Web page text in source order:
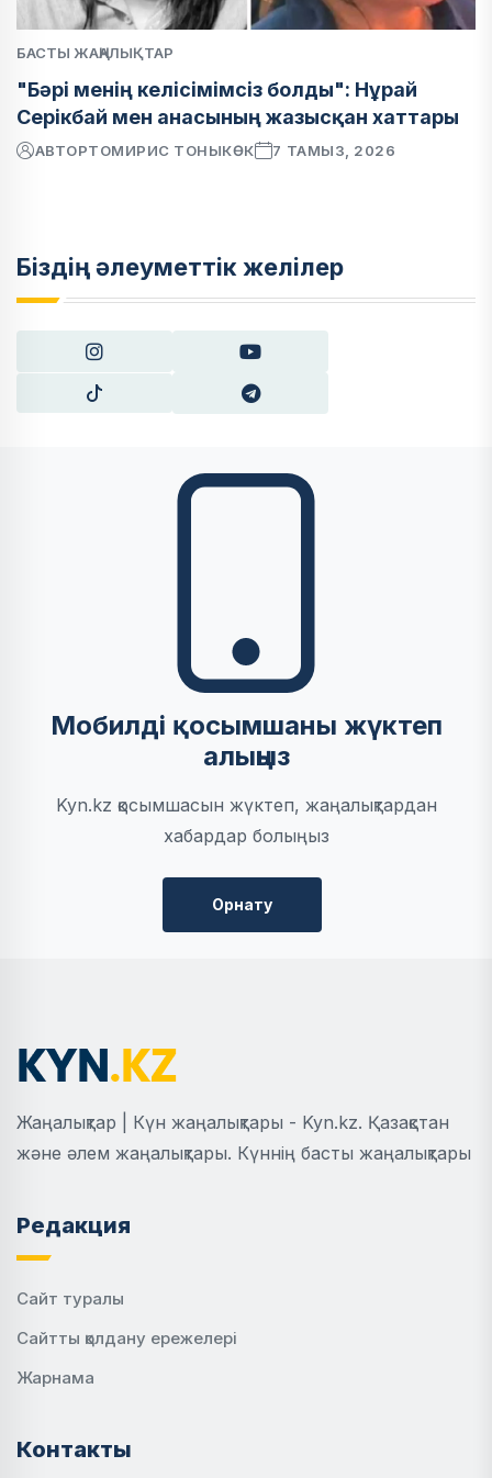
БАСТЫ ЖАҢАЛЫҚТАР
"Бәрі менің келісімімсіз болды": Нұрай
Серікбай мен анасының жазысқан хаттары
АВТОРТОМИРИС ТОНЫКӨК 7 ТАМЫЗ, 2026
Біздің әлеуметтік желілер
Мобилді қосымшаны жүктеп
алыңыз
Kyn.kz қосымшасын жүктеп, жаңалықтардан
хабардар болыңыз
Орнату
Жаңалықтар | Күн жаңалықтары - Kyn.kz. Қазақстан
және әлем жаңалықтары. Күннің басты жаңалықтары
Редакция
Сайт туралы
Сайтты қолдану ережелері
Жарнама
Контакты